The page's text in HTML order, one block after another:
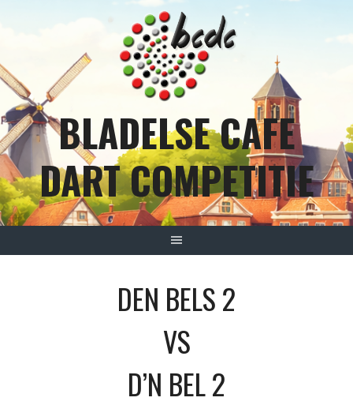
BLADELSE CAFE
DART COMPETITIE
DEN BELS 2
VS
D’N BEL 2